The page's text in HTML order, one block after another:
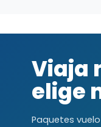
Viaja
elige
Paquetes